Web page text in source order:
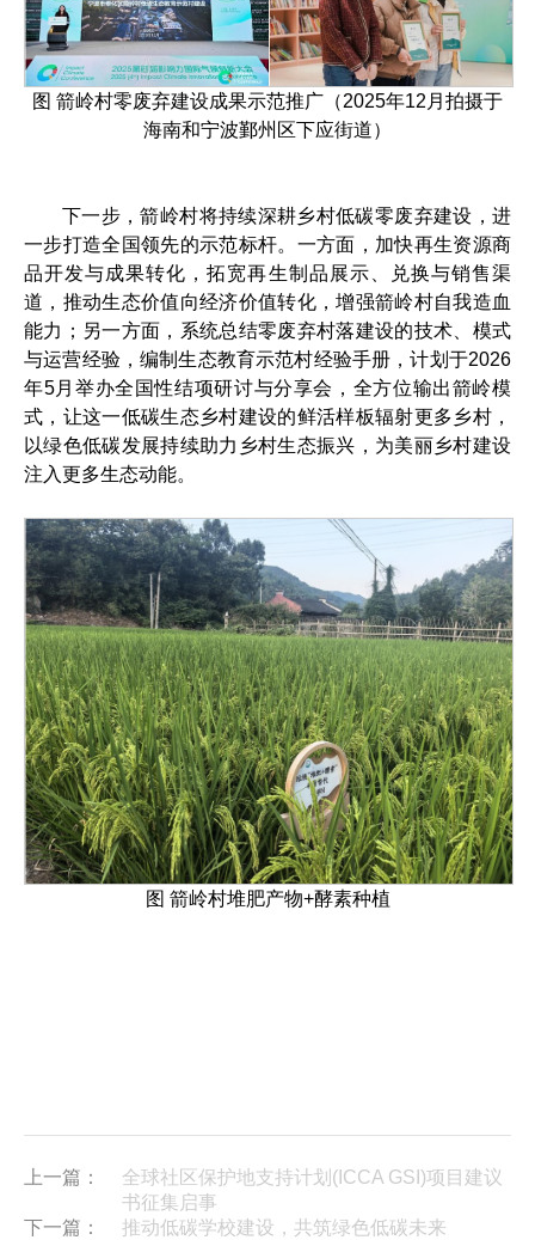
图 箭岭村零废弃建设成果示范推广（2025年12月拍摄于
海南和宁波鄞州区下应街道）
下一步，箭岭村将持续深耕乡村低碳零废弃建设，进
一步打造全国领先的示范标杆。一方面，加快再生资源商
品开发与成果转化，拓宽再生制品展示、兑换与销售渠
道，推动生态价值向经济价值转化，增强箭岭村自我造血
能力；另一方面，系统总结零废弃村落建设的技术、模式
与运营经验，编制生态教育示范村经验手册，计划于2026
年5月举办全国性结项研讨与分享会，全方位输出箭岭模
式，让这一低碳生态乡村建设的鲜活样板辐射更多乡村，
以绿色低碳发展持续助力乡村生态振兴，为美丽乡村建设
注入更多生态动能。
图 箭岭村堆肥产物+酵素种植
上一篇：
全球社区保护地支持计划(ICCA GSI)项目建议
书征集启事
下一篇：
推动低碳学校建设，共筑绿色低碳未来